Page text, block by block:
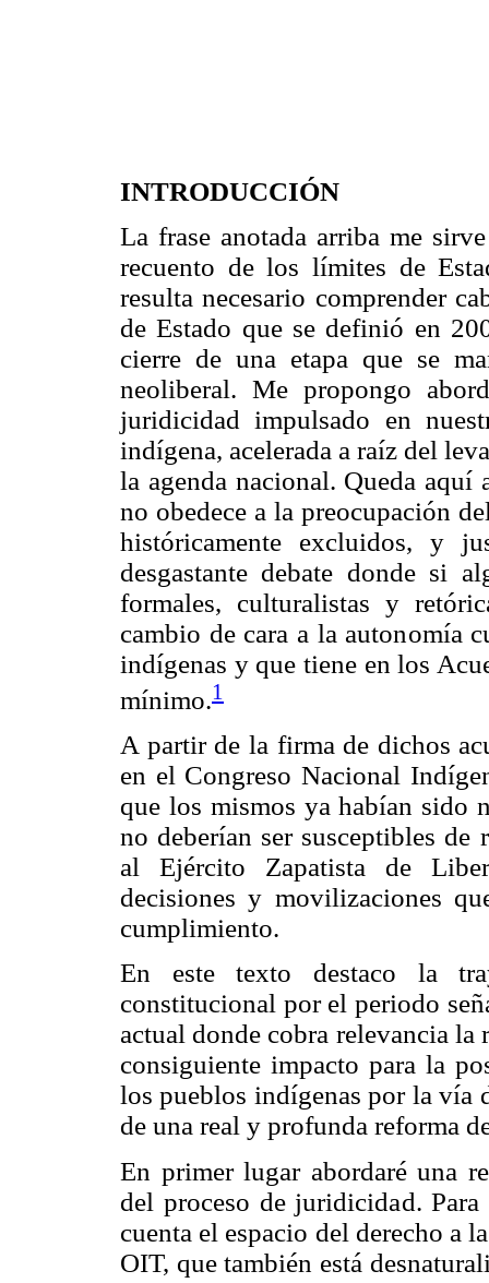
INTRODUCCIÓN
La frase anotada arriba me
recuento de los límites de
resulta necesario comprender
de Estado que se definió en
cierre de una etapa que se
neoliberal. Me propongo
juridicidad impulsado en
indígena, acelerada a raíz del
la agenda nacional. Queda aquí
no obedece a la preocupación
históricamente excluidos, y
desgastante debate donde si
formales, culturalistas y
cambio de cara a la autonomía
indígenas y que tiene en los
mínimo.1
A partir de la firma de dichos
en el Congreso Nacional
que los mismos ya habían sido
no deberían ser susceptibles de
al Ejército Zapatista de
decisiones y movilizaciones
cumplimiento.
En este texto destaco la
constitucional por el periodo
actual donde cobra relevancia la
consiguiente impacto para la
los pueblos indígenas por la vía
de una real y profunda reforma
En primer lugar abordaré una
del proceso de juridicidad.
cuenta el espacio del derecho a
OIT, que también está